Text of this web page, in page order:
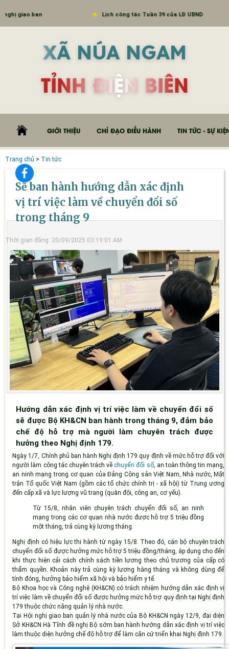
giao ban Lịch công tác Tuần 39 của LĐ UBND
XÃ NÚA NGAM
TỈNH ĐIỆN BIÊN
GIỚI THIỆU CHỈ ĐẠO ĐIỀU HÀNH TIN TỨC - SỰ
Trang chủ > Tin tức
Sẽ ban hành hướng dẫn xác định
vị trí việc làm về chuyển đổi số
trong tháng 9
Thời gian đăng: 20/09/2025 03:19:01 AM
Hướng dẫn xác định vị trí việc làm về chuyển đổi số
sẽ được Bộ KH&CN ban hành trong tháng 9, đảm bảo
chế độ hỗ trợ mà người làm chuyên trách được
hưởng theo Nghị định 179.
Ngày 1/7, Chính phủ ban hành Nghị định 179 quy định về mức hỗ trợ đối với
người làm công tác chuyên trách vềchuyển đổi số, an toàn thông tin mạng,
an ninh mạng trong cơ quan của Đảng Cộng sản Việt Nam, Nhà nước, Mặt
trận Tổ quốc Việt Nam (gồm các tổ chức chính trị - xã hội) từ Trung ương
đến cấp xã và lực lượng vũ trang (quân đội, công an, cơ yếu).
Từ 15/8, nhân viên chuyên trách chuyển đổi số, an ninh
mạng trong các cơ quan nhà nước được hỗ trợ 5 triệu đồng
một tháng, trả cùng kỳ lương tháng.
Nghị định có hiệu lực thi hành từ ngày 15/8. Theo đó, cán bộ chuyên trách
chuyển đổi số được hưởng mức hỗ trợ 5 triệu đồng/tháng, áp dụng cho đến
khi thực hiện cải cách chính sách tiền lương theo chủ trương của cấp có
thẩm quyền. Khoản này trả cùng kỳ lương hằng tháng và không dùng để
tính đóng, hưởng bảo hiểm xã hội và bảo hiểm y tế.
Bộ Khoa học và Công nghệ (KH&CN) có trách nhiệm hướng dẫn xác định vị
trí việc làm về chuyển đổi số được hưởng mức hỗ trợ quy định tại Nghị định
179 thuộc chức năng quản lý nhà nước.
Tại Hội nghị giao ban quản lý nhà nước của Bộ KH&CN ngày 12/9, đại diện
Sở KH&CN Hà Tĩnh đề nghị Bộ sớm ban hành hướng dẫn xác định vị trí việc
làm thuộc diện hưởng chế độ hỗ trợ để làm căn cứ triển khai Nghị định 179.